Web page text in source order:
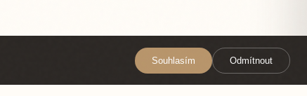
Souhlasím Odmítnout